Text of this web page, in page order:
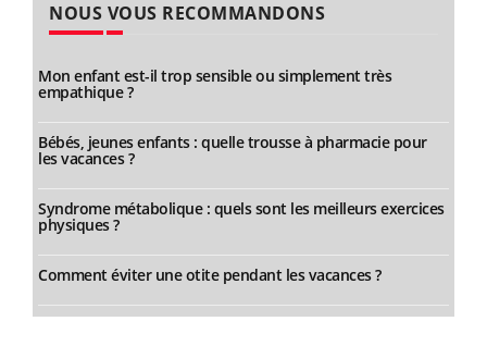
NOUS VOUS RECOMMANDONS
Mon enfant est-il trop sensible ou simplement très
empathique ?
Bébés, jeunes enfants : quelle trousse à pharmacie pour
les vacances ?
Syndrome métabolique : quels sont les meilleurs exercices
physiques ?
Comment éviter une otite pendant les vacances ?